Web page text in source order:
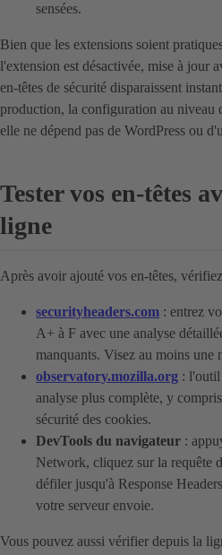
sensées.
Bien que les extensions soient
l'extension est désactivée, mise à jour
en-têtes de sécurité disparaissent
production, la configuration au niveau
elle ne dépend pas de WordPress ou
Tester vos en-têtes
ligne
Après avoir ajouté vos en-têtes,
securityheaders.com : entrez
A+ à F avec une analyse
manquants. Visez au moins une
observatory.mozilla.org :
analyse plus complète, y
sécurité des cookies.
DevTools du navigateur :
Network, cliquez sur la requête
défiler jusqu'à Response
votre serveur envoie.
Vous pouvez aussi vérifier depuis la